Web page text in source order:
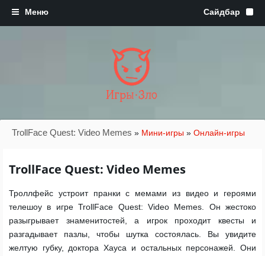
Игры·Зло
TrollFace Quest: Video Memes » Мини-игры » Онлайн-игры
TrollFace Quest: Video Memes
Троллфейс устроит пранки с мемами из видео и героями
телешоу в игре TrollFace Quest: Video Memes. Он жестоко
разыгрывает знаменитостей, а игрок проходит квесты и
разгадывает пазлы, чтобы шутка состоялась. Вы увидите
желтую губку, доктора Хауса и остальных персонажей. Они